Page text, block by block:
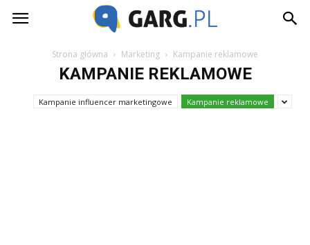
Garg.pl
Strona główna Marketing Kampanie reklamowe
KAMPANIE REKLAMOWE
Kampanie influencer marketingowe Kampanie reklamowe